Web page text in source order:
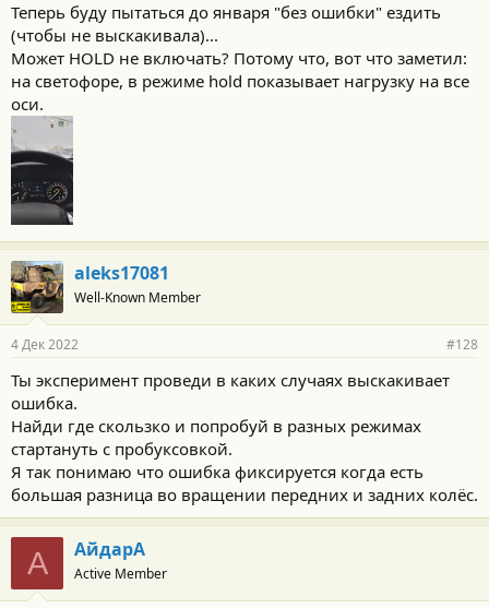
Теперь буду пытаться до января "без ошибки" ездить
(чтобы не выскакивала)...
Может HOLD не включать? Потому что, вот что заметил:
на светофоре, в режиме hold показывает нагрузку на все
оси.
aleks17081
Well-Known Member
4 Дек 2022 #128
Ты эксперимент проведи в каких случаях выскакивает
ошибка.
Найди где скользко и попробуй в разных режимах
стартануть с пробуксовкой.
Я так понимаю что ошибка фиксируется когда есть
большая разница во вращении передних и задних колёс.
А АйдарА
Active Member